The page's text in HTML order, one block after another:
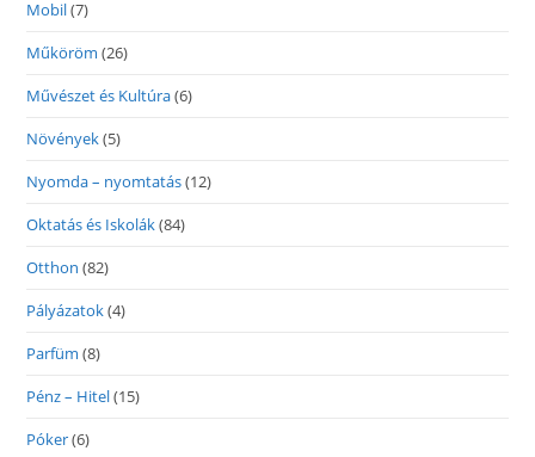
Mobil(7)
Műköröm (26)
Művészet és Kultúra(6)
Növények(5)
Nyomda – nyomtatás(12)
Oktatás és Iskolák(84)
Otthon (82)
Pályázatok(4)
Parfüm (8)
Pénz – Hitel(15)
Póker(6)